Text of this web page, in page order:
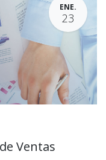
ENE.
23
Ventas